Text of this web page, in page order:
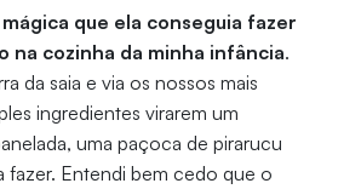
que ela conseguia fazer
na cozinha da minha infância.
da saia e via os nossos mais
ingredientes virarem um
uma paçoca de pirarucu
fazer. Entendi bem cedo que o